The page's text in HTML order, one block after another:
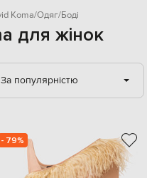
Koma Одяг Боді
для жінок
За популярністю
- 79%